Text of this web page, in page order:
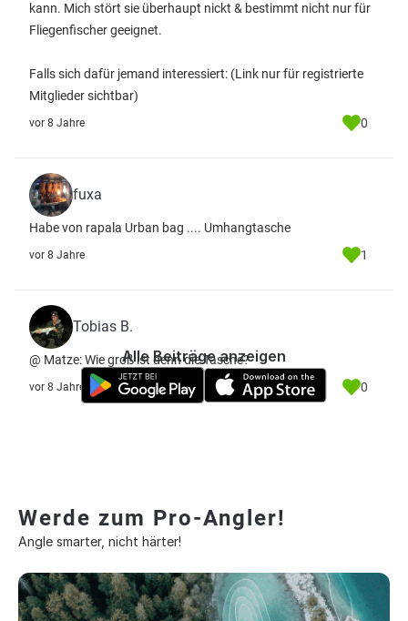
kann. Mich stört sie überhaupt nickt & bestimmt nicht nur für
Fliegenfischer geeignet.
Falls sich dafür jemand interessiert: (Link nur für registrierte
Mitglieder sichtbar)
vor 8 Jahre 0
fuxa
Habe von rapala Urban bag .... Umhangtasche
vor 8 Jahre 1
Tobias B.
@ Matze: Wie groß ist denn die Tasche?
vor 8 Jahre 0
Alle Beiträge anzeigen
Werde zum Pro-Angler!
Angle smarter, nicht härter!